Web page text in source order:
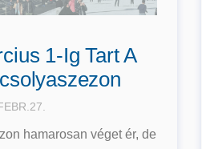
1-Ig Tart A
hamarosan véget ér, de